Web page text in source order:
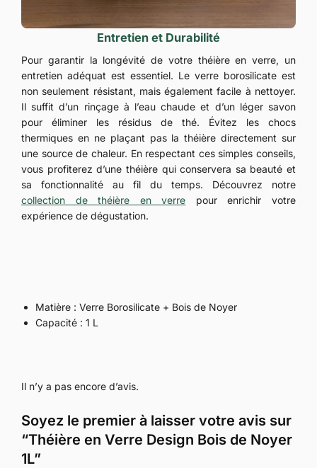
Entretien et Durabilité
Pour garantir la longévité de votre théière en verre, un
entretien adéquat est essentiel. Le verre borosilicate est
non seulement résistant, mais également facile à nettoyer.
Il suffit d’un rinçage à l’eau chaude et d’un léger savon
pour éliminer les résidus de thé. Évitez les chocs
thermiques en ne plaçant pas la théière directement sur
une source de chaleur. En respectant ces simples conseils,
vous profiterez d’une théière qui conservera sa beauté et
sa fonctionnalité au fil du temps. Découvrez notre
collection de théière en verre pour enrichir votre
expérience de dégustation.
Matière : Verre Borosilicate + Bois de Noyer
Capacité : 1 L
Il n’y a pas encore d’avis.
Soyez le premier à laisser votre avis sur
“Théière en Verre Design Bois de Noyer
1L”